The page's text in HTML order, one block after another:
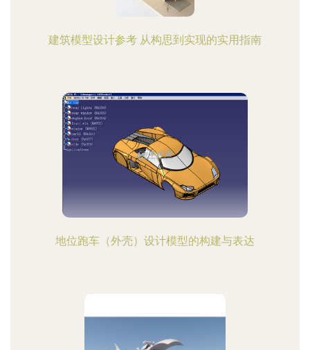
建筑模型设计参考 从构思到实现的实用指南
地位跑车（外壳）设计模型的构建与表达